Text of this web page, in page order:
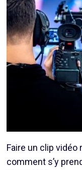
Faire un clip vidéo
comment s’y